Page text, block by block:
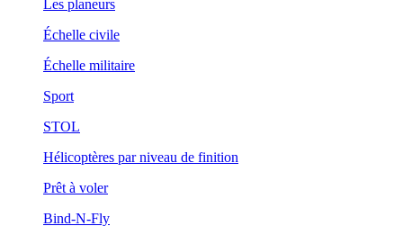
Les planeurs
Échelle civile
Échelle militaire
Sport
STOL
Hélicoptères par niveau de finition
Prêt à voler
Bind-N-Fly